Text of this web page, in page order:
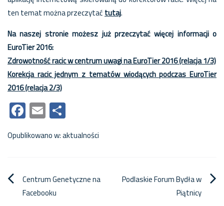
ten temat można przeczytać tutaj.
Na naszej stronie możesz już przeczytać więcej informacji o
EuroTier 2016:
Zdrowotność racic w centrum uwagi na EuroTier 2016 (relacja 1/3)
Korekcja racic jednym z tematów wiodących podczas EuroTier
2016 (relacja 2/3)
Facebook
Email
Opublikowano w:aktualności
Nawigacja
Centrum Genetyczne na
Facebooku
Podlaskie Forum Bydła w
Piątnicy